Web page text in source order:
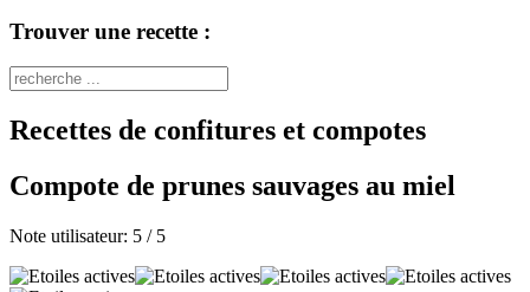
Trouver une recette :
Recettes de confitures et compotes
Compote de prunes sauvages au miel
Note utilisateur: 5 / 5